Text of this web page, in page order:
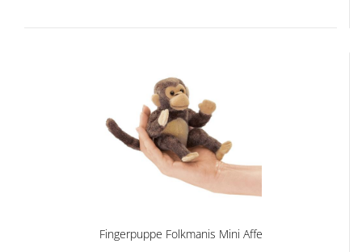
Fingerpuppe Folkmanis Mini Affe